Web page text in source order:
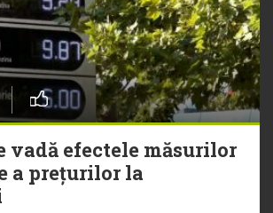
vadă efectele măsurilor
a prețurilor la